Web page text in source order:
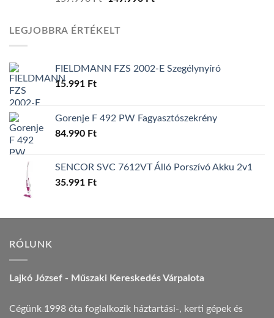
LEGJOBBRA ÉRTÉKELT
FIELDMANN FZS 2002-E Szegélynyíró
15.991 Ft
Gorenje F 492 PW Fagyasztószekrény
84.990 Ft
SENCOR SVC 7612VT Álló Porszívó Akku 2v1
35.991 Ft
RÓLUNK
Lajkó József - Műszaki Kereskedés Várpalota
Cégünk 1998 óta foglalkozik háztartási-, kerti gépek és